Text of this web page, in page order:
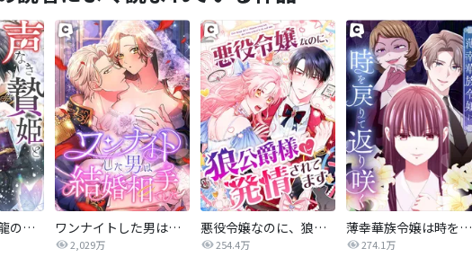
声なき贄姫と黒龍の結婚 ワンナイトした男は結婚相手でした
2,029万
悪役令嬢なのに、狼公爵様に発情されてます
254.4万
薄幸華族令嬢は時を戻りて返り咲く
274.1万